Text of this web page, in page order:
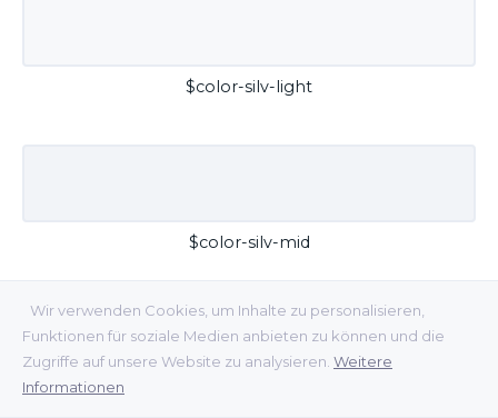
Wir verwenden Cookies, um Inhalte zu personalisieren,
Funktionen für soziale Medien anbieten zu können und die
Zugriffe auf unsere Website zu analysieren. Weitere
Informationen
$color-silv-light
$color-silv-mid